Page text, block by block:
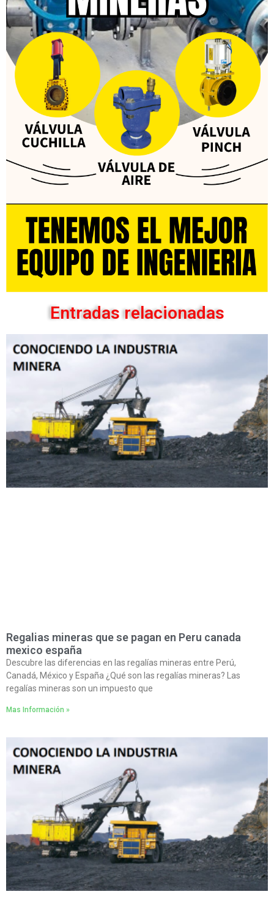
Entradas relacionadas
Regalias mineras que se pagan en Peru canada
mexico españa
Descubre las diferencias en las regalías mineras entre Perú,
Canadá, México y España ¿Qué son las regalías mineras? Las
regalías mineras son un impuesto que
Mas Información »